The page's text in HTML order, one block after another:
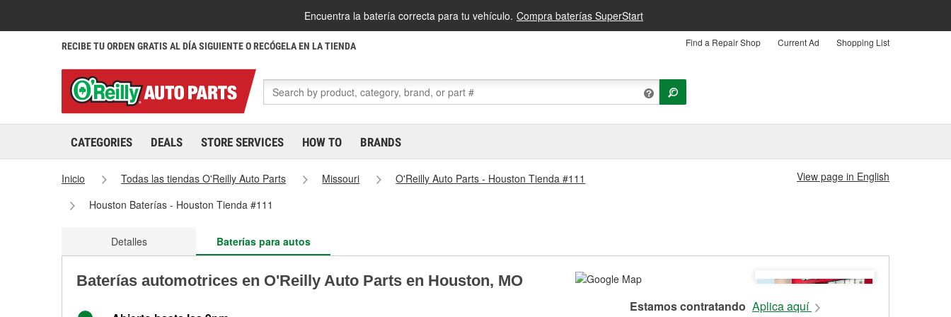
Encuentra la batería correcta para tu vehículo. Compra baterías SuperStart
RECIBE TU ORDEN GRATIS AL DÍA SIGUIENTE O RECÓGELA EN LA TIENDA Find a Repair Shop Current Ad Shopping List
CATEGORIES DEALS STORE SERVICES HOW TO BRANDS
Inicio Todas las tiendas O'Reilly Auto Parts Missouri
O'Reilly Auto Parts - Houston Tienda #111
Houston Baterías - Houston Tienda #111
View page in English
Detalles Baterías para autos
Baterías automotrices en O'Reilly Auto Parts en Houston, MO
Estamos contratando Aplica aquí